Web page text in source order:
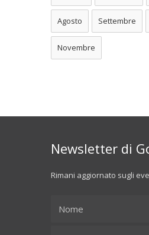
Agosto Settembre
Novembre
Newsletter di
Rimani aggiornato sugli